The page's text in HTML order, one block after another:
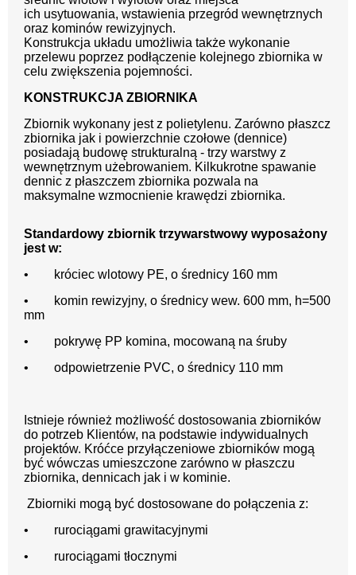
ich usytuowania, wstawienia przegród wewnętrznych
oraz kominów rewizyjnych.
Konstrukcja układu umożliwia także wykonanie
przelewu poprzez podłączenie kolejnego zbiornika w
celu zwiększenia pojemności.
KONSTRUKCJA ZBIORNIKA
Zbiornik wykonany jest z polietylenu. Zarówno płaszcz
zbiornika jak i powierzchnie czołowe (dennice)
posiadają budowę strukturalną - trzy warstwy z
wewnętrznym użebrowaniem. Kilkukrotne spawanie
dennic z płaszczem zbiornika pozwala na
maksymalne wzmocnienie krawędzi zbiornika.
Standardowy zbiornik trzywarstwowy wyposażony
jest w:
• króciec wlotowy PE, o średnicy 160 mm
• komin rewizyjny, o średnicy wew. 600 mm, h=500
mm
• pokrywę PP komina, mocowaną na śruby
• odpowietrzenie PVC, o średnicy 110 mm
Istnieje również możliwość dostosowania zbiorników
do potrzeb Klientów, na podstawie indywidualnych
projektów. Króćce przyłączeniowe zbiorników mogą
być wówczas umieszczone zarówno w płaszczu
zbiornika, dennicach jak i w kominie.
Zbiorniki mogą być dostosowane do połączenia z:
• rurociągami grawitacyjnymi
• rurociągami tłocznymi